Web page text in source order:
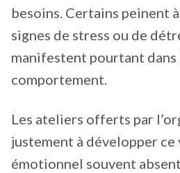
besoins. Certains peinent
signes de stress ou de
manifestent pourtant
comportement.
Les ateliers offerts par
justement à développer
émotionnel souvent